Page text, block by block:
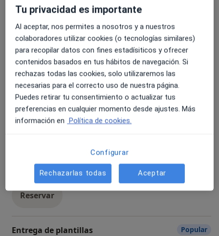
30 €
DetallesQuiropodia
Reservar
Estudio de la pisada (estudio
biomecánico)
60 €
DetallesEstudio de la pisada (estudio
Reservar
Popular
Revisión de soportes plantares
DetallesRevisión de soportes plantares (plantillas)
Reservar
Entrega de plantillas
Popular
Tu privacidad es importante
Al aceptar, nos permites a nosotros y a nuestros
colaboradores utilizar cookies (o tecnologías similares)
para recopilar datos con fines estadísiticos y ofrecer
contenidos basados en tus hábitos de navegación. Si
rechazas todas las cookies, solo utilizaremos las
necesarias para el correcto uso de nuestra página.
Puedes retirar tu consentimiento o actualizar tus
preferencias en cualquier momento desde ajustes. Más
información en Política de cookies.
Configurar
Rechazarlas todas Aceptar